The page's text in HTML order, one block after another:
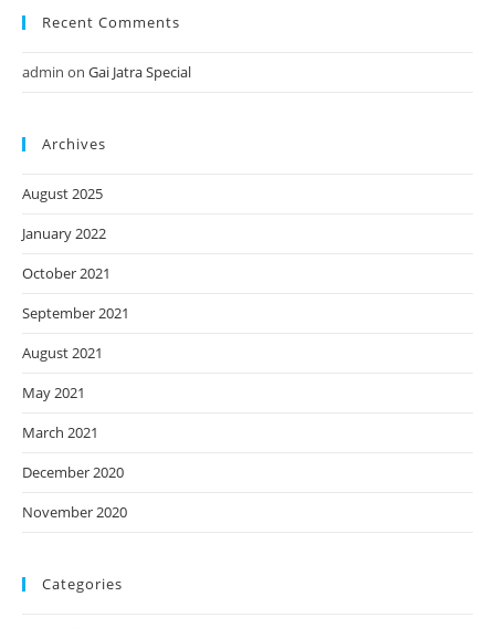
Recent Comments
admin on Gai Jatra Special
Archives
August 2025
January 2022
October 2021
September 2021
August 2021
May 2021
March 2021
December 2020
November 2020
Categories